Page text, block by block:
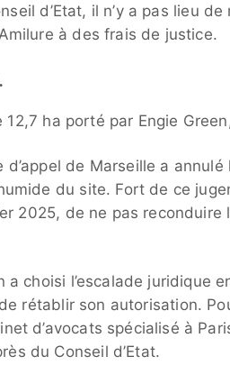
d’Etat, il n’y a pas lieu
à des frais de justice.
ha porté par Engie
de Marseille a annulé
du site. Fort de ce
2025, de ne pas reconduire
choisi l’escalade juridique
rétablir son autorisation.
d’avocats spécialisé à
du Conseil d’Etat.